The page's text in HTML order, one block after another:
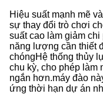
Hiệu suất mạnh mẽ
sự thay đổi trò chơi
suất cao làm giảm
năng lượng cần thiết
chóngHệ thống thủy
chu kỳ, cho phép làm
ngắn hơn.máy đào
ứng thời hạn dự án